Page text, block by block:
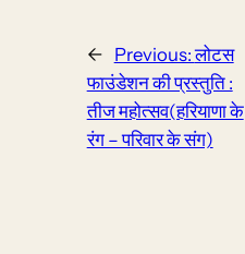
← Previous:लोटस
फाउंडेशन की प्रस्तुति :
तीज महोत्सव(हरियाणा के
रंग – परिवार के संग)